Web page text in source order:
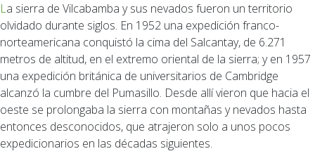
La sierra de Vilcabamba y sus nevados fueron un territorio
olvidado durante siglos. En 1952 una expedición franco-
norteamericana conquistó la cima del Salcantay, de 6.271
metros de altitud, en el extremo oriental de la sierra; y en 1957
una expedición británica de universitarios de Cambridge
alcanzó la cumbre del Pumasillo. Desde allí vieron que hacia el
oeste se prolongaba la sierra con montañas y nevados hasta
entonces desconocidos, que atrajeron solo a unos pocos
expedicionarios en las décadas siguientes.